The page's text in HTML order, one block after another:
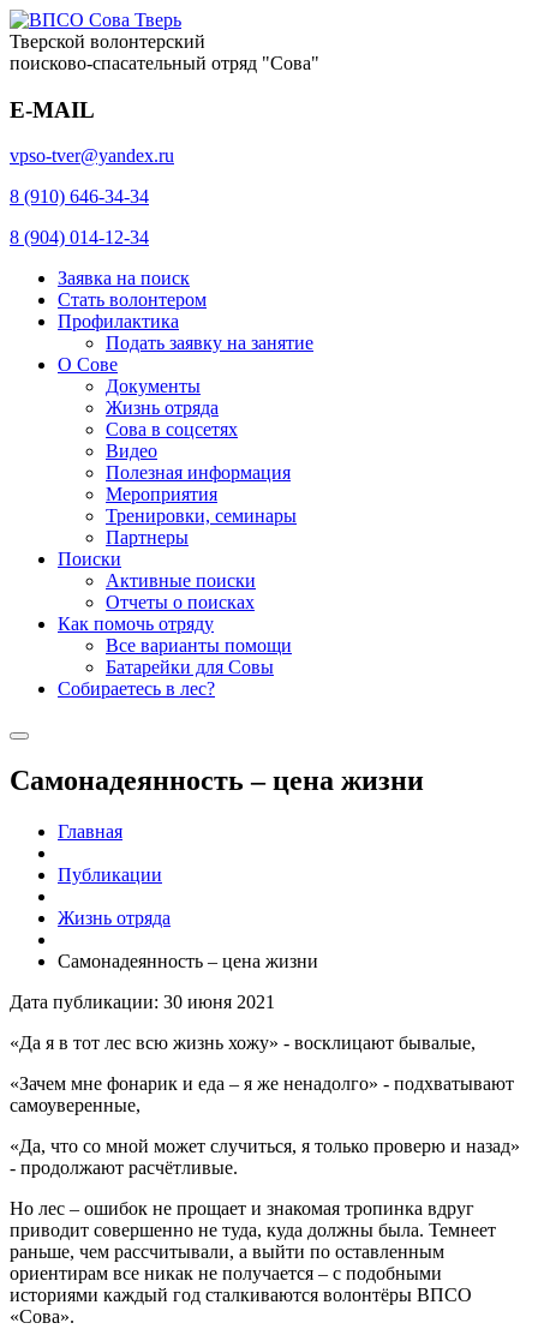
Тверской волонтерский
поисково-спасательный отряд "Сова"
E-MAIL
vpso-tver@yandex.ru
8 (910) 646-34-34
8 (904) 014-12-34
Заявка на поиск
Стать волонтером
Профилактика
Подать заявку на занятие
О Сове
Документы
Жизнь отряда
Сова в соцсетях
Видео
Полезная информация
Мероприятия
Тренировки, семинары
Партнеры
Поиски
Активные поиски
Отчеты о поисках
Как помочь отряду
Все варианты помощи
Батарейки для Совы
Собираетесь в лес?
Самонадеянность – цена жизни
Главная
Публикации
Жизнь отряда
Самонадеянность – цена жизни
Дата публикации: 30 июня 2021
«Да я в тот лес всю жизнь хожу» - восклицают бывалые,
«Зачем мне фонарик и еда – я же ненадолго» - подхватывают
самоуверенные,
«Да, что со мной может случиться, я только проверю и назад»
- продолжают расчётливые.
Но лес – ошибок не прощает и знакомая тропинка вдруг
приводит совершенно не туда, куда должны была. Темнеет
раньше, чем рассчитывали, а выйти по оставленным
ориентирам все никак не получается – с подобными
историями каждый год сталкиваются волонтёры ВПСО
«Сова».